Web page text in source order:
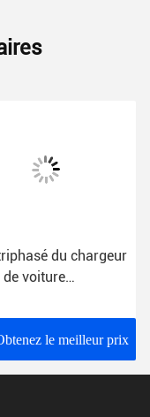
du chargeur
à la
le meilleur prix
Pile